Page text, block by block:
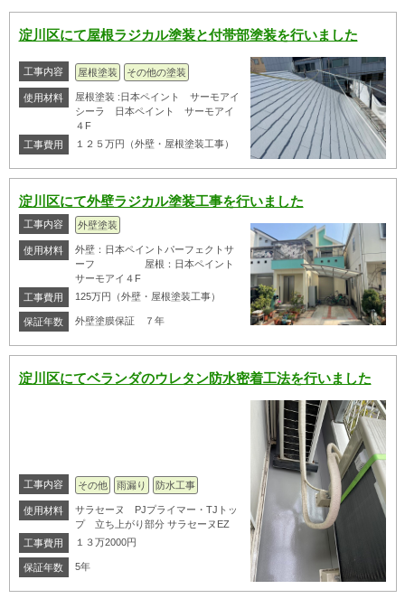
淀川区にて屋根ラジカル塗装と付帯部塗装を行いました
工事内容 屋根塗装 その他の塗装
使用材料
屋根塗装 :日本ペイント サーモアイ
シーラ 日本ペイント サーモアイ
４F
工事費用
１２５万円（外壁・屋根塗装工事）
淀川区にて外壁ラジカル塗装工事を行いました
工事内容 外壁塗装
使用材料
外壁：日本ペイントパーフェクトサ
ーフ 屋根：日本ペイント
サーモアイ４F
工事費用
125万円（外壁・屋根塗装工事）
保証年数 外壁塗膜保証 ７年
淀川区にてベランダのウレタン防水密着工法を行いました
工事内容 その他 雨漏り 防水工事
使用材料
サラセーヌ PJプライマー・TJトッ
プ 立ち上がり部分 サラセーヌEZ
工事費用
１３万2000円
保証年数 5年